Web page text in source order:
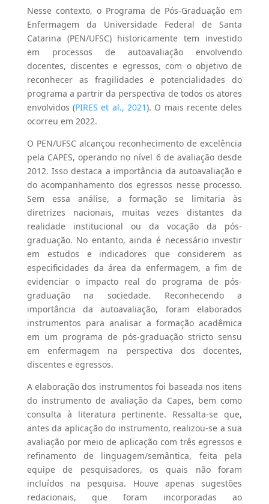
Nesse contexto, o Programa de Pós-Graduação em
Enfermagem da Universidade Federal de Santa
Catarina (PEN/UFSC) historicamente tem investido
em processos de autoavaliação envolvendo
docentes, discentes e egressos, com o objetivo de
reconhecer as fragilidades e potencialidades do
programa a partrir da perspectiva de todos os atores
envolvidos (PIRES et al., 2021). O mais recente deles
ocorreu em 2022.
O PEN/UFSC alcançou reconhecimento de excelência
pela CAPES, operando no nível 6 de avaliação desde
2012. Isso destaca a importância da autoavaliação e
do acompanhamento dos egressos nesse processo.
Sem essa análise, a formação se limitaria às
diretrizes nacionais, muitas vezes distantes da
realidade institucional ou da vocação da pós-
graduação. No entanto, ainda é necessário investir
em estudos e indicadores que considerem as
especificidades da área da enfermagem, a fim de
evidenciar o impacto real do programa de pós-
graduação na sociedade. Reconhecendo a
importância da autoavaliação, foram elaborados
instrumentos para analisar a formação acadêmica
em um programa de pós-graduação stricto sensu
em enfermagem na perspectiva dos docentes,
discentes e egressos.
A elaboração dos instrumentos foi baseada nos itens
do instrumento de avaliação da Capes, bem como
consulta à literatura pertinente. Ressalta-se que,
antes da aplicação do instrumento, realizou-se a sua
avaliação por meio de aplicação com três egressos e
refinamento de linguagem/semântica, feita pela
equipe de pesquisadores, os quais não foram
incluídos na pesquisa. Houve apenas sugestões
redacionais, que foram incorporadas ao